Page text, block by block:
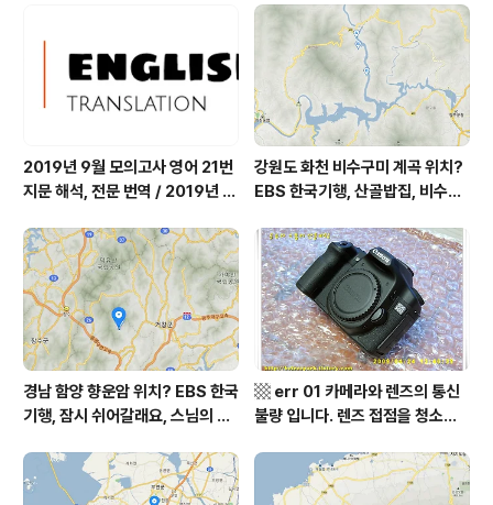
한 곳, 영양읍 상원리. KBS 인간극
장 임분노미 할머니
군 최기순 씨 캠핑장 펜션 어디? /
강원도 홍천군 가볼 만한 곳, (구)
까르돈, kbs 인간극장
2019년 9월 모의고사 영어 21번
지문 해석, 전문 번역 / 2019년 9
역, 평가원 2019년 고3 9월 영어
영역 외국어영역 전문 해석, Engli
sh to Korean translation
강원도 화천 비수구미 계곡 위치?
EBS 한국기행, 산골밥집, 비수구
부 화천군 비수구미 낙타민박 어
디? / 강원도 화천군 가볼 만한 곳
비수구미 마을, 파로호
경남 함양 향운암 위치? EBS 한국
기행, 잠시 쉬어갈래요, 스님의 어
상남도 함양군 가볼 만한 곳, 용추
계곡 향운암 명천스님, 덕유산 황
▩ err 01 카메라와 렌즈의 통신
불량 입니다. 렌즈 접점을 청소하